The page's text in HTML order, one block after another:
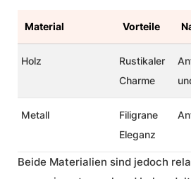
Material Vorteile
Holz
Rustikaler
Charme
Metall
Filigrane
Eleganz
Beide Materialien sind jedoch